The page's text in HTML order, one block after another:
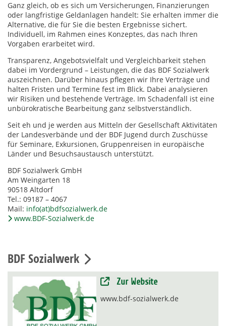
Ganz gleich, ob es sich um Versicherungen, Finanzierungen
oder langfristige Geldanlagen handelt: Sie erhalten immer die
Alternative, die für Sie die besten Ergebnisse sichert.
Individuell, im Rahmen eines Konzeptes, das nach Ihren
Vorgaben erarbeitet wird.
Transparenz, Angebotsvielfalt und Vergleichbarkeit stehen
dabei im Vordergrund – Leistungen, die das BDF Sozialwerk
auszeichnen. Darüber hinaus pflegen wir Ihre Verträge und
halten Fristen und Termine fest im Blick. Dabei analysieren
wir Risiken und bestehende Verträge. Im Schadenfall ist eine
unbürokratische Bearbeitung ganz selbstverständlich.
Seit eh und je werden aus Mitteln der Gesellschaft Aktivitäten
der Landesverbände und der BDF Jugend durch Zuschüsse
für Seminare, Exkursionen, Gruppenreisen in europäische
Länder und Besuchsaustausch unterstützt.
BDF Sozialwerk GmbH
Am Weingarten 18
90518 Altdorf
Tel.: 09187 – 4067
Mail: info(at)bdfsozialwerk.de
www.BDF-Sozialwerk.de
BDF Sozialwerk
Zur Website
www.bdf-sozialwerk.de